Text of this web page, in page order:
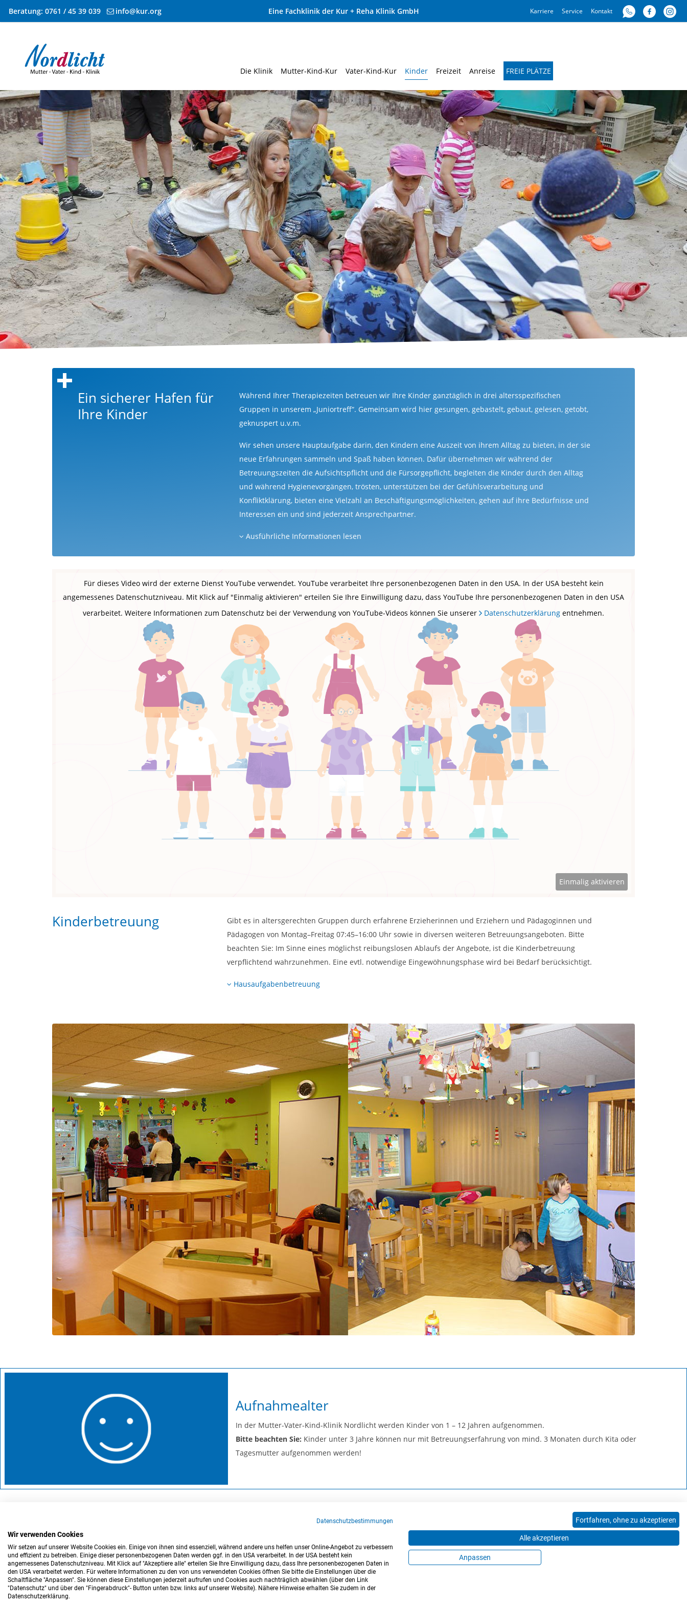
Beratung: 0761 / 45 39 039 info@kur.org Eine Fachklinik der Kur + Reha Klinik GmbH Karriere Service Kontakt
Die Klinik Mutter-Kind-Kur Vater-Kind-Kur Kinder Freizeit Anreise FREIE PLÄTZE
Ein sicherer Hafen für
Ihre Kinder
Während Ihrer Therapiezeiten betreuen wir Ihre Kinder ganztäglich in drei altersspezifischen
Gruppen in unserem „Juniortreff“. Gemeinsam wird hier gesungen, gebastelt, gebaut, gelesen, getobt,
geknuspert u.v.m.
Wir sehen unsere Hauptaufgabe darin, den Kindern eine Auszeit von ihrem Alltag zu bieten, in der sie
neue Erfahrungen sammeln und Spaß haben können. Dafür übernehmen wir während der
Betreuungszeiten die Aufsichtspflicht und die Fürsorgepflicht, begleiten die Kinder durch den Alltag
und während Hygienevorgängen, trösten, unterstützen bei der Gefühlsverarbeitung und
Konfliktklärung, bieten eine Vielzahl an Beschäftigungsmöglichkeiten, gehen auf ihre Bedürfnisse und
Interessen ein und sind jederzeit Ansprechpartner.
Ausführliche Informationen lesen
Für dieses Video wird der externe Dienst YouTube verwendet. YouTube verarbeitet Ihre personenbezogenen Daten in den USA. In der USA besteht kein
angemessenes Datenschutzniveau. Mit Klick auf "Einmalig aktivieren" erteilen Sie Ihre Einwilligung dazu, dass YouTube Ihre personenbezogenen Daten in den USA
verarbeitet. Weitere Informationen zum Datenschutz bei der Verwendung von YouTube-Videos können Sie unserer
Datenschutzerklärung entnehmen.
Einmalig aktivieren
Kinderbetreuung
Gibt es in altersgerechten Gruppen durch erfahrene Erzieherinnen und Erziehern und Pädagoginnen und
Pädagogen von Montag–Freitag 07:45–16:00 Uhr sowie in diversen weiteren Betreuungsangeboten. Bitte
beachten Sie: Im Sinne eines möglichst reibungslosen Ablaufs der Angebote, ist die Kinderbetreuung
verpflichtend wahrzunehmen. Eine evtl. notwendige Eingewöhnungsphase wird bei Bedarf berücksichtigt.
Hausaufgabenbetreuung
Aufnahmealter
In der Mutter-Vater-Kind-Klinik Nordlicht werden Kinder von 1 – 12 Jahren aufgenommen.
Bitte beachten Sie: Kinder unter 3 Jahre können nur mit Betreuungserfahrung von mind. 3 Monaten durch Kita oder
Tagesmutter aufgenommen werden!
Impressum Datenschutz Barrierefreiheitserklärung Cookie-Einstellungen Sitemap Nutzungsbedingungen Hinweisgeberkanal Mitarbeiter*innen
Kontakt:
Beratungsteam 0761 / 45 39 039
Fortfahren, ohne zu akzeptieren
Datenschutzbestimmungen
Wir verwenden Cookies
Wir setzen auf unserer Website Cookies ein. Einige von ihnen sind essenziell, während andere uns helfen unser Online-Angebot zu verbessern
und effizient zu betreiben. Einige dieser personenbezogenen Daten werden ggf. in den USA verarbeitet. In der USA besteht kein
angemessenes Datenschutzniveau. Mit Klick auf "Akzeptiere alle" erteilen Sie Ihre Einwilligung dazu, dass Ihre personenbezogenen Daten in
den USA verarbeitet werden. Für weitere Informationen zu den von uns verwendeten Cookies öffnen Sie bitte die Einstellungen über die
Schaltfläche "Anpassen". Sie können diese Einstellungen jederzeit aufrufen und Cookies auch nachträglich abwählen (über den Link
"Datenschutz" und über den "Fingerabdruck"- Button unten bzw. links auf unserer Website). Nähere Hinweise erhalten Sie zudem in der
Datenschutzerklärung.
Alle akzeptieren
Anpassen